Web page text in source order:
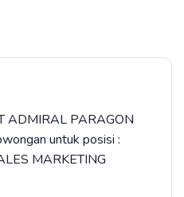
ADMIRAL PARAGON
untuk posisi :
MARKETING